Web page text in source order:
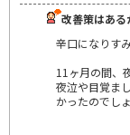
改善策はある
辛口になりす
11ヶ月の間、
夜泣や目覚ま
かったのでし